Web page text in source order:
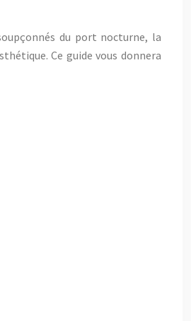
du port nocturne, la
Ce guide vous donnera